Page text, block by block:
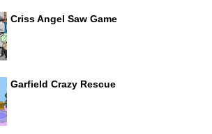
Criss Angel Saw Game
Garfield Crazy Rescue